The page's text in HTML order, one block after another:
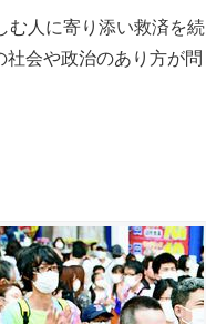
む人に寄り添い救済を続
会や政治のあり方が問